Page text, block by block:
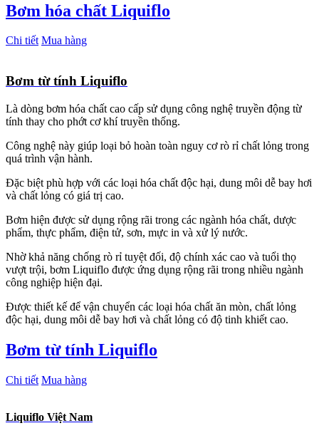
Bơm hóa chất Liquiflo
Chi tiết Mua hàng
Bơm từ tính Liquiflo
Là dòng bơm hóa chất cao cấp sử dụng công nghệ truyền động từ
tính thay cho phớt cơ khí truyền thống.
Công nghệ này giúp loại bỏ hoàn toàn nguy cơ rò rỉ chất lỏng trong
quá trình vận hành.
Đặc biệt phù hợp với các loại hóa chất độc hại, dung môi dễ bay hơi
và chất lỏng có giá trị cao.
Bơm hiện được sử dụng rộng rãi trong các ngành hóa chất, dược
phẩm, thực phẩm, điện tử, sơn, mực in và xử lý nước.
Nhờ khả năng chống rò rỉ tuyệt đối, độ chính xác cao và tuổi thọ
vượt trội, bơm Liquiflo được ứng dụng rộng rãi trong nhiều ngành
công nghiệp hiện đại.
Được thiết kế để vận chuyển các loại hóa chất ăn mòn, chất lỏng
độc hại, dung môi dễ bay hơi và chất lỏng có độ tinh khiết cao.
Bơm từ tính Liquiflo
Chi tiết Mua hàng
Liquiflo Việt Nam